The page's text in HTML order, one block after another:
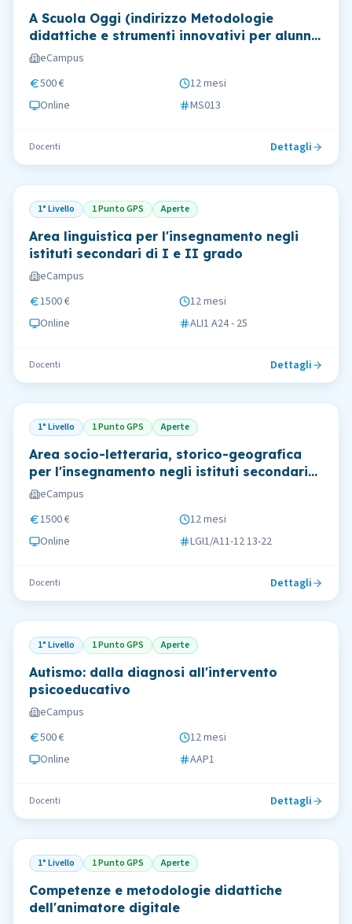
A Scuola Oggi (indirizzo Metodologie
didattiche e strumenti innovativi per alunni
con bisogni educativi speciali)
eCampus
500 €
12 mesi
Online
MS013
Docenti Dettagli
1° Livello 1 Punto GPS Aperte
Area linguistica per l'insegnamento negli
istituti secondari di I e II grado
eCampus
1500 €
12 mesi
Online
ALI1 A24 - 25
Docenti Dettagli
1° Livello 1 Punto GPS Aperte
Area socio-letteraria, storico-geografica
per l'insegnamento negli istituti secondari
di I e II grado
eCampus
1500 €
12 mesi
Online
LGI1/A11-12 13-22
Docenti Dettagli
1° Livello 1 Punto GPS Aperte
Autismo: dalla diagnosi all'intervento
psicoeducativo
eCampus
500 €
12 mesi
Online
AAP1
Docenti Dettagli
1° Livello 1 Punto GPS Aperte
Competenze e metodologie didattiche
dell'animatore digitale